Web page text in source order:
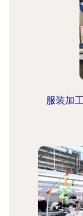
服装加